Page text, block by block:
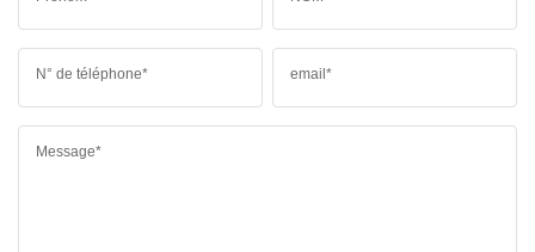
N° de téléphone* email*
Message*